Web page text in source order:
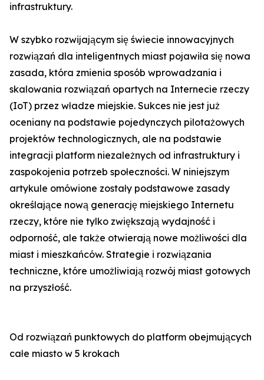
infrastruktury.
W szybko rozwijającym się świecie innowacyjnych
rozwiązań dla inteligentnych miast pojawiła się nowa
zasada, która zmienia sposób wprowadzania i
skalowania rozwiązań opartych na Internecie rzeczy
(IoT) przez władze miejskie. Sukces nie jest już
oceniany na podstawie pojedynczych pilotażowych
projektów technologicznych, ale na podstawie
integracji platform niezależnych od infrastruktury i
zaspokojenia potrzeb społeczności. W niniejszym
artykule omówione zostały podstawowe zasady
określające nową generację miejskiego Internetu
rzeczy, które nie tylko zwiększają wydajność i
odporność, ale także otwierają nowe możliwości dla
miast i mieszkańców. Strategie i rozwiązania
techniczne, które umożliwiają rozwój miast gotowych
na przyszłość.
Od rozwiązań punktowych do platform obejmujących
całe miasto w 5 krokach